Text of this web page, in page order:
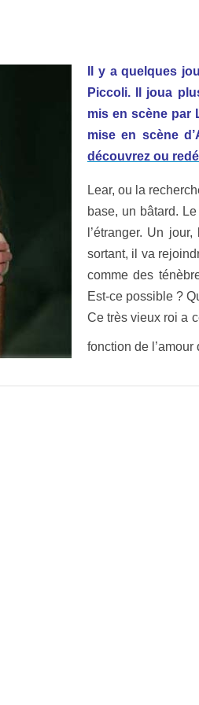
Il y a quelques
Piccoli. Il joua
mis en scène par
mise en scène
découvrez ou
Lear, ou la
base, un bâtard.
l’étranger. Un
sortant, il va
comme des
Est-ce possible ?
Ce très vieux roi a
fonction de l’amour